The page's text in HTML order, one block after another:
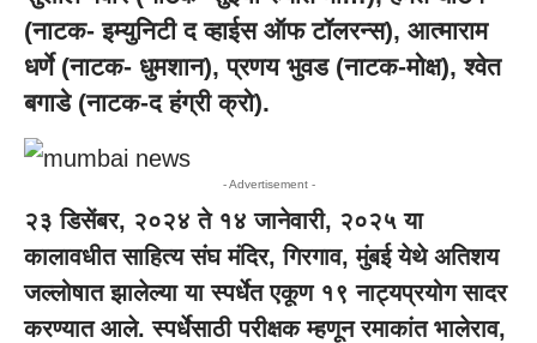
(नाटक- इम्युनिटी द व्हाईस ऑफ टॉलरन्स), आत्माराम
धर्णे (नाटक- धुमशान), प्रणय भुवड (नाटक-मोक्ष), श्वेत
बगाडे (नाटक-द हंग्री क्रो).
- Advertisement -
२३ डिसेंबर, २०२४ ते १४ जानेवारी, २०२५ या
कालावधीत साहित्य संघ मंदिर, गिरगाव, मुंबई येथे अतिशय
जल्लोषात झालेल्या या स्पर्धेत एकूण १९ नाट्यप्रयोग सादर
करण्यात आले. स्पर्धेसाठी परीक्षक म्हणून रमाकांत भालेराव,